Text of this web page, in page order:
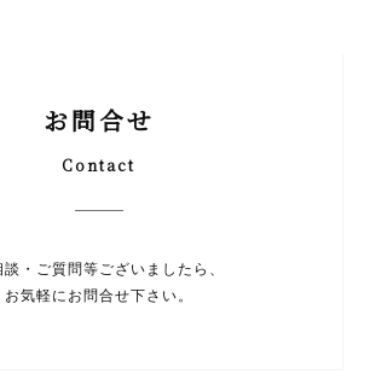
お問合せ
Contact
談・ご質問等ございましたら、
お気軽にお問合せ下さい。